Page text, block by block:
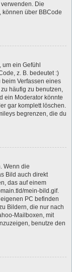
Die
können über BBCode
ein Gefühl
z. B. bedeutet :)
Verfassen eines
häufig zu benutzen,
ein Moderator könnte
gar komplett löschen.
begrenzen, die du
Wenn die
Bild auch direkt
das auf einem
mein-bild.gif.
PC befinden
Bildern, die nur nach
Mailboxen, mit
benutze den